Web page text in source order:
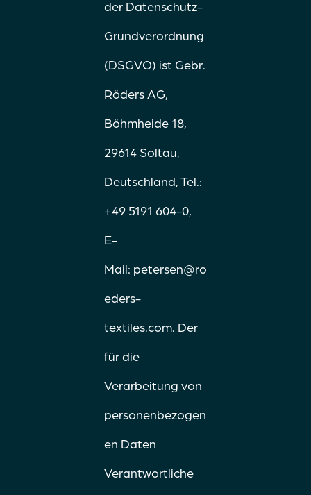
der Datenschutz-
Grundverordnung
(DSGVO) ist Gebr.
Röders AG,
Böhmheide 18,
29614 Soltau,
Deutschland, Tel.:
+49 5191 604-0,
E-
Mail: petersen@ro
eders-
textiles.com. Der
für die
Verarbeitung von
personenbezogen
en Daten
Verantwortliche